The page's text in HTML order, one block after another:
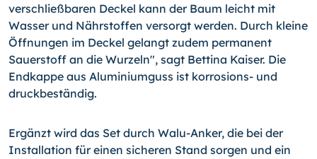
verschließbaren Deckel kann der Baum leicht mit
Wasser und Nährstoffen versorgt werden. Durch kleine
Öffnungen im Deckel gelangt zudem permanent
Sauerstoff an die Wurzeln", sagt Bettina Kaiser. Die
Endkappe aus Aluminiumguss ist korrosions- und
druckbeständig.
Ergänzt wird das Set durch Walu-Anker, die bei der
Installation für einen sicheren Stand sorgen und ein